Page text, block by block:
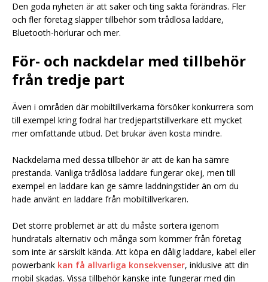
Den goda nyheten är att saker och ting sakta förändras. Fler
och fler företag släpper tillbehör som trådlösa laddare,
Bluetooth-hörlurar och mer.
För- och nackdelar med tillbehör
från tredje part
Även i områden där mobiltillverkarna försöker konkurrera som
till exempel kring fodral har tredjepartstillverkare ett mycket
mer omfattande utbud. Det brukar även kosta mindre.
Nackdelarna med dessa tillbehör är att de kan ha sämre
prestanda. Vanliga trådlösa laddare fungerar okej, men till
exempel en laddare kan ge sämre laddningstider än om du
hade använt en laddare från mobiltillverkaren.
Det större problemet är att du måste sortera igenom
hundratals alternativ och många som kommer från företag
som inte är särskilt kända. Att köpa en dålig laddare, kabel eller
powerbank kan få allvarliga konsekvenser, inklusive att din
mobil skadas. Vissa tillbehör kanske inte fungerar med din